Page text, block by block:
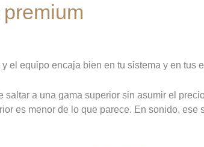
el equipo encaja bien en tu sistema y en tus
a una gama superior sin asumir el
es menor de lo que parece. En sonido, ese